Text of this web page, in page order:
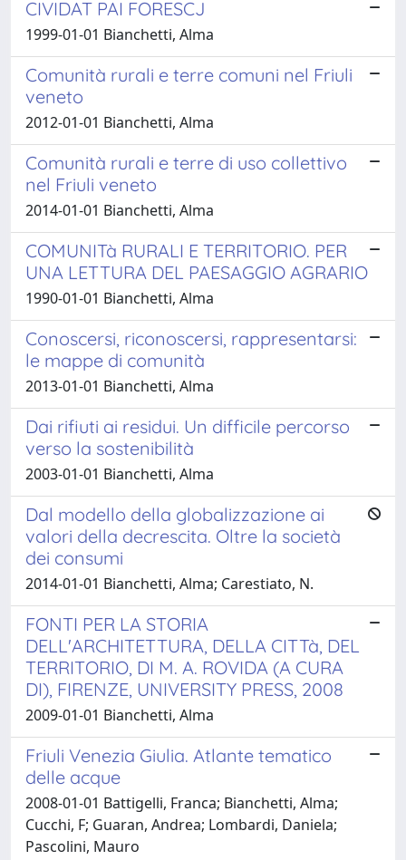
CIVIDAT PAI FORESCJ
1999-01-01 Bianchetti, Alma
Comunità rurali e terre comuni nel Friuli
veneto
2012-01-01 Bianchetti, Alma
Comunità rurali e terre di uso collettivo
nel Friuli veneto
2014-01-01 Bianchetti, Alma
COMUNITà RURALI E TERRITORIO. PER
UNA LETTURA DEL PAESAGGIO AGRARIO
1990-01-01 Bianchetti, Alma
Conoscersi, riconoscersi, rappresentarsi:
le mappe di comunità
2013-01-01 Bianchetti, Alma
Dai rifiuti ai residui. Un difficile percorso
verso la sostenibilità
2003-01-01 Bianchetti, Alma
Dal modello della globalizzazione ai
valori della decrescita. Oltre la società
dei consumi
2014-01-01 Bianchetti, Alma; Carestiato, N.
FONTI PER LA STORIA
DELL'ARCHITETTURA, DELLA CITTà, DEL
TERRITORIO, DI M. A. ROVIDA (A CURA
DI), FIRENZE, UNIVERSITY PRESS, 2008
2009-01-01 Bianchetti, Alma
Friuli Venezia Giulia. Atlante tematico
delle acque
2008-01-01 Battigelli, Franca; Bianchetti, Alma;
Cucchi, F; Guaran, Andrea; Lombardi, Daniela;
Pascolini, Mauro